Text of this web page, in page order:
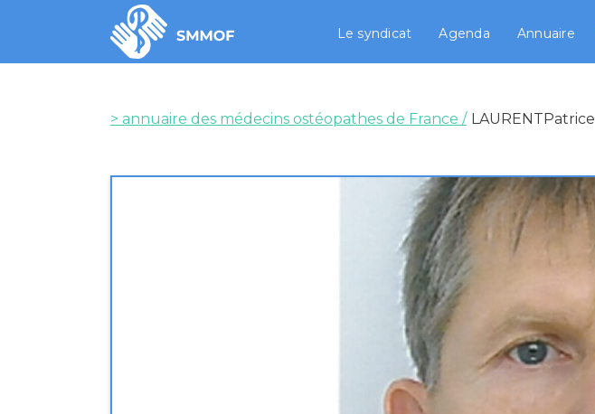
Le syndicat Agenda Annuaire
> annuaire des médecins ostéopathes de France / LAURENTPatrice
LAURENTPatrice